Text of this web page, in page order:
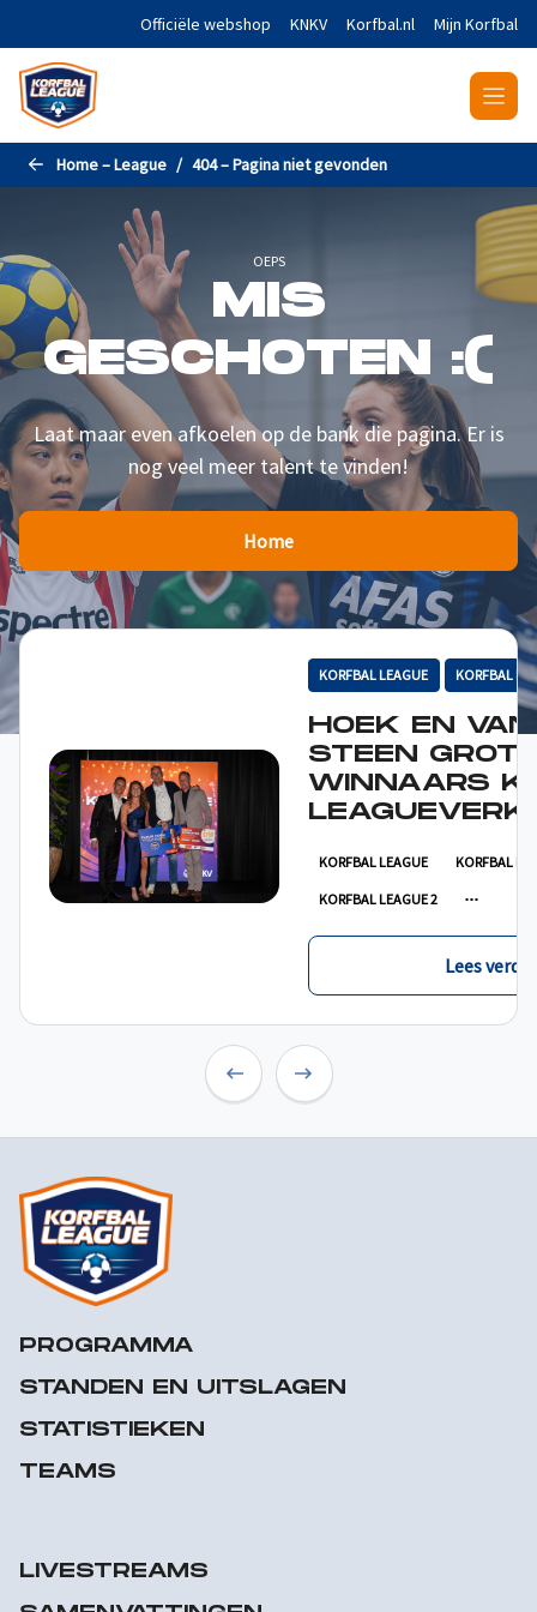
Naar de hoofdinhoud gaanOfficiële webshop KNKV Korfbal.nl Mijn Korfbal
Home – League 404 – Pagina niet gevonden
OEPS
MIS
GESCHOTEN :(
Laat maar even afkoelen op de bank die pagina. Er is
nog veel meer talent te vinden!
Home
KORFBAL LEAGUE KORFBAL
HOEK EN VAN
STEEN
WINNAARS
KORFBAL LEAGUE KORFBAL
KORFBAL LEAGUE 2
Lees verder
PROGRAMMA
STANDEN EN UITSLAGEN
STATISTIEKEN
TEAMS
LIVESTREAMS